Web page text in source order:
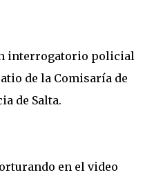
interrogatorio policial
de la Comisaría de
de Salta.
en el video